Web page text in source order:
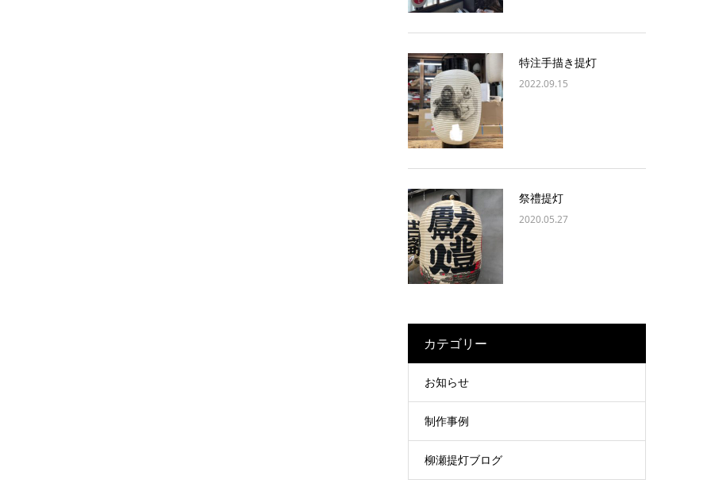
特注手描き提灯
2022.09.15
祭禮提灯
2020.05.27
カテゴリー
お知らせ
制作事例
柳瀬提灯ブログ